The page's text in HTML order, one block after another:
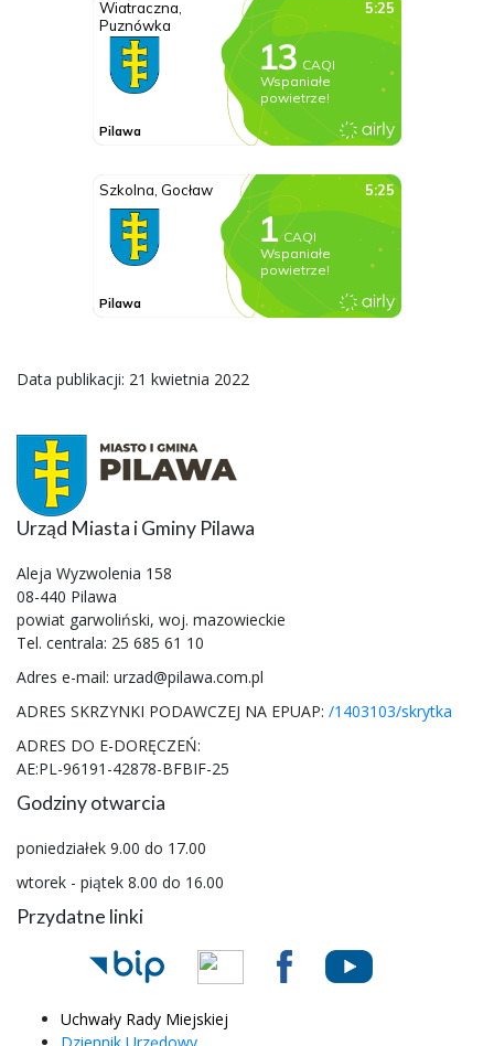
Data publikacji: 21 kwietnia 2022
Urząd Miasta i Gminy Pilawa
Aleja Wyzwolenia 158
08-440 Pilawa
powiat garwoliński, woj. mazowieckie
Tel. centrala: 25 685 61 10
Adres e-mail: urzad@pilawa.com.pl
ADRES SKRZYNKI PODAWCZEJ NA EPUAP: /1403103/skrytka
ADRES DO E-DORĘCZEŃ:
AE:PL-96191-42878-BFBIF-25
Godziny otwarcia
poniedziałek 9.00 do 17.00
wtorek - piątek 8.00 do 16.00
Przydatne linki
Uchwały Rady Miejskiej
Dziennik Urzędowy